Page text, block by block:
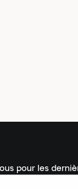
pour les
à la newsletter